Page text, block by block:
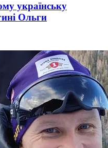
українську
Ольги